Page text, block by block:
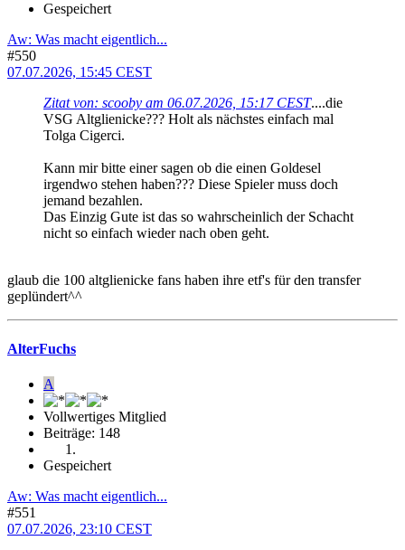
Gespeichert
Aw: Was macht eigentlich...
#550
07.07.2026, 15:45 CEST
Zitat von: scooby am 06.07.2026, 15:17 CEST....die
VSG Altglienicke??? Holt als nächstes einfach mal
Tolga Cigerci.
Kann mir bitte einer sagen ob die einen Goldesel
irgendwo stehen haben??? Diese Spieler muss doch
jemand bezahlen.
Das Einzig Gute ist das so wahrscheinlich der Schacht
nicht so einfach wieder nach oben geht.
glaub die 100 altglienicke fans haben ihre etf's für den transfer
geplündert^^
AlterFuchs
A
Vollwertiges Mitglied
Beiträge: 148
Gespeichert
Aw: Was macht eigentlich...
#551
07.07.2026, 23:10 CEST